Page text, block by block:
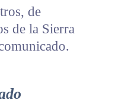
de
de la Sierra